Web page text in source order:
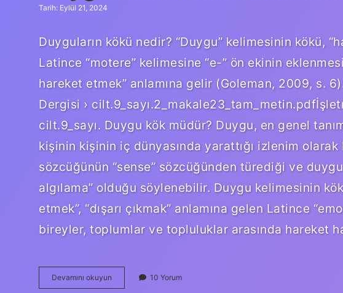
Tarih: Eylül 21, 2024
Duyguların kökü nedir? “Duygu” kelimesinin kökü,
Latince “motere” kelimesine “e-” ön ekinin
hareket etmek” anlamına gelir (Goleman, 2009, s.
Dergisi ›
cilt.9_sayı. Duygu kök müdür? Duygu, en genel
kişinin kişinin iç dünyasında yarattığı izlenim
sözcüğünün “sense” sözcüğünden türediği ve
algılama” olduğu söylenebilir. Duygu kelimesinin
etmek”, “dışarı çıkmak” anlamına gelen Latince
bireyler, toplumlar ve topluluklar arasında hareket
Devamını okuyun Duygularını
Kelimesinin
10 Yorum